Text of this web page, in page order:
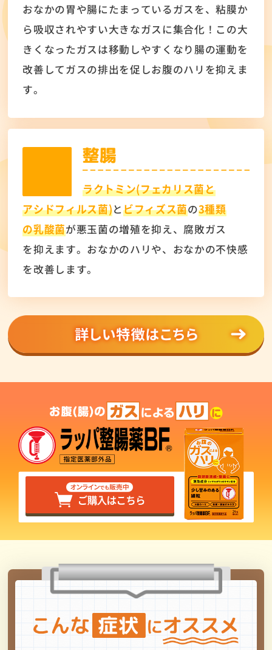
おなかの胃や腸にたまっているガスを、粘膜か
ら吸収されやすい大きなガスに集合化！この大
きくなったガスは移動しやすくなり腸の運動を
改善してガスの排出を促しお腹のハリを抑えま
す。
ラクトミン(フェカリス菌と
アシドフィルス菌)とビフィズス菌の3種類
の乳酸菌が悪玉菌の増殖を抑え、腐敗ガス
を抑えます。おなかのハリや、おなかの不快感
を改善します。